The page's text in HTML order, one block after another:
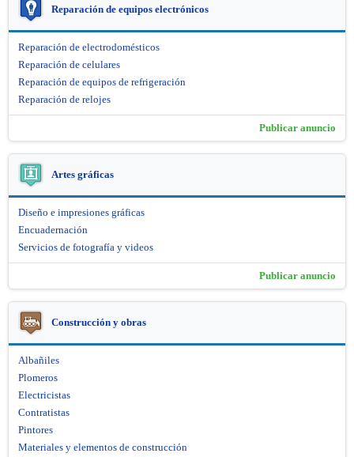
Reparación de equipos electrónicos
Reparación de electrodomésticos
Reparación de celulares
Reparación de equipos de refrigeración
Reparación de relojes
Publicar anuncio
Artes gráficas
Diseño e impresiones gráficas
Encuadernación
Servicios de fotografía y videos
Publicar anuncio
Construcción y obras
Albañiles
Plomeros
Electricistas
Contratistas
Pintores
Materiales y elementos de construcción